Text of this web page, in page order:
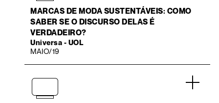
MARCAS DE MODA SUSTENTÁVEIS: COMO
SABER SE O DISCURSO DELAS É
VERDADEIRO?
Universa - UOL
MAIO/19
.